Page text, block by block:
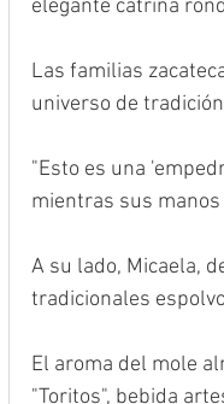
elegante catrina
Las familias
universo de
"Esto es una
mientras sus
A su lado, Micaela,
tradicionales
El aroma del mole
"Toritos", bebida